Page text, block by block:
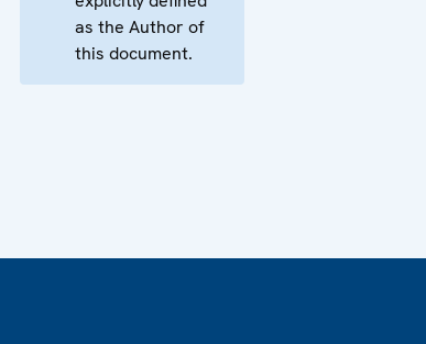
as the Author of
this document.